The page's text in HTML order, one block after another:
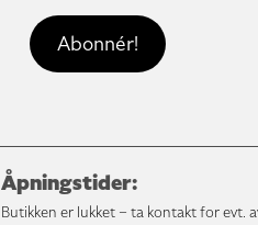
Åpningstider:
Butikken er lukket – ta kontakt for evt.